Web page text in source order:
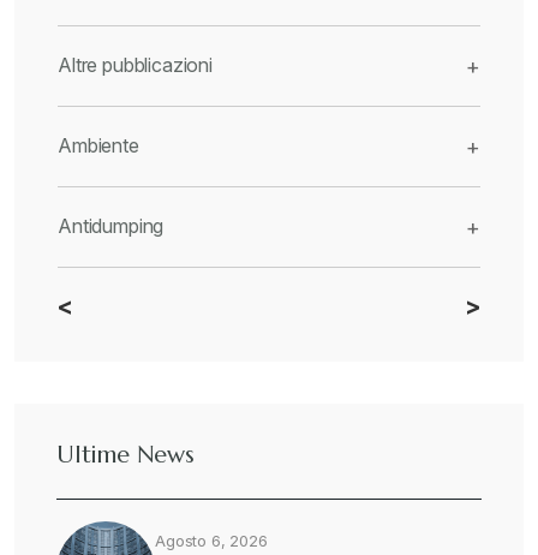
Altre pubblicazioni +
Ambiente +
Antidumping +
CBAM +
Deforestazione
Diritto tributario internazionale
< >
Ultime News
Agosto 6, 2026